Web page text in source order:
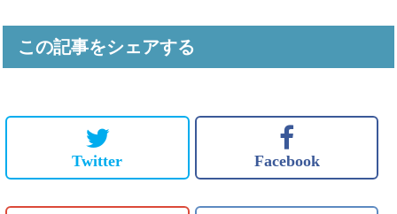
この記事をシェアする
Twitter Facebook